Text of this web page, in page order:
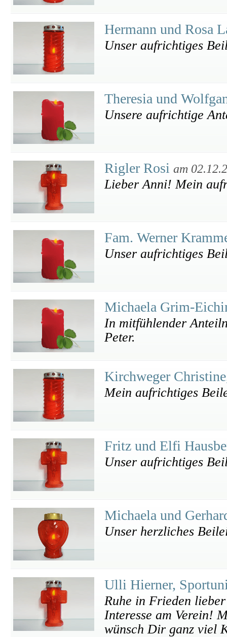
Hermann und Rosa
Unser aufrichtiges
Theresia und
Unsere aufrichtige
Rigler Rosi am
Lieber Anni! Mein
Fam. Werner
Unser aufrichtiges
Michaela Grim-
In mitfühlender
Peter.
Kirchweger
Mein aufrichtiges
Fritz und Elfi
Unser aufrichtiges
Michaela und
Unser herzliches
Ulli Hierner,
Ruhe in Frieden
Interesse am Verein!
wünsch Dir ganz viel